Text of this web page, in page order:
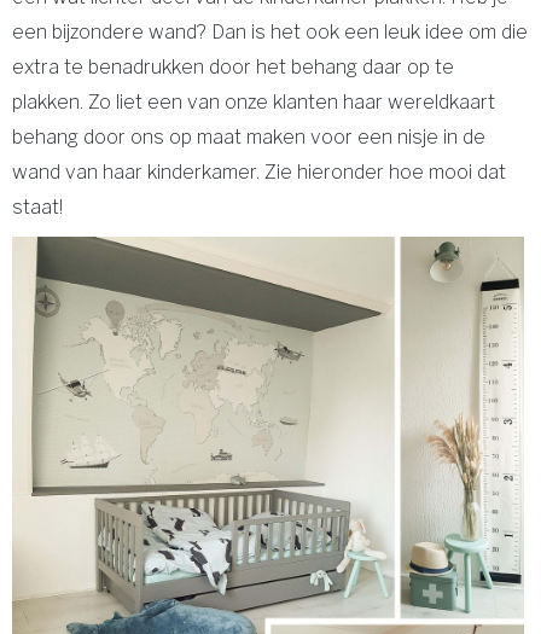
een bijzondere wand? Dan is het ook een leuk idee om die
extra te benadrukken door het behang daar op te
plakken. Zo liet een van onze klanten haar wereldkaart
behang door ons op maat maken voor een nisje in de
wand van haar kinderkamer. Zie hieronder hoe mooi dat
staat!